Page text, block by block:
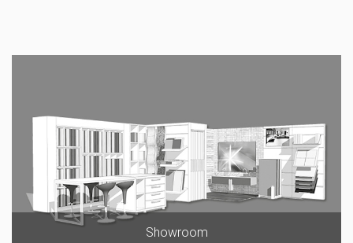
Showroom